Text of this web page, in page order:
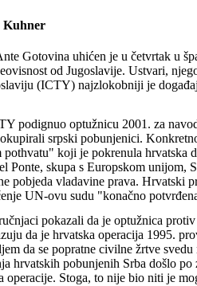
Kuhner
Gotovina uhićen je u četvrtak u
od Jugoslavije. Ustvari,
(ICTY) najzlokobniji je
podignuo optužnicu 2001. za
srpski pobunjenici.
koji je pokrenula hrvatska
Ponte, skupa s Europskom unijom,
pobjeda vladavine prava. Hrvatski
UN-ovu sudu "konačno
pokazali da je optužnica
da je hrvatska operacija 1995.
da se popratne civilne žrtve
hrvatskih pobunjenih Srba došlo
operacije. Stoga, to nije bio niti je